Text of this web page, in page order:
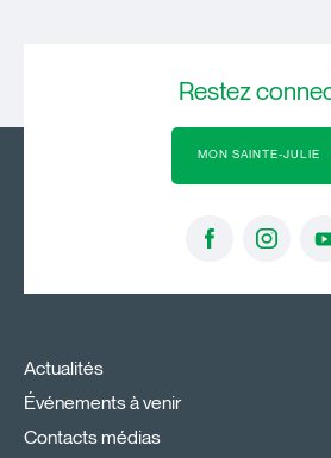
Restez
MON SAINTE-JULIE
Actualités
Événements à venir
Contacts médias